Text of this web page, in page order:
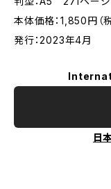
本体価格：1,850円（
発行：2023年4月
日